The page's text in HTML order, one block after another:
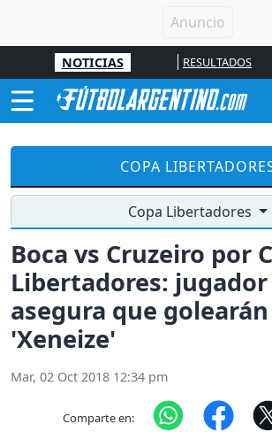
NOTICIAS RESULTADOS
COPA
Copa Libertadores
Boca vs Cruzeiro por
Libertadores:
asegura que
'Xeneize'
Mar, 02 Oct 2018 12:34 pm
Comparte en: